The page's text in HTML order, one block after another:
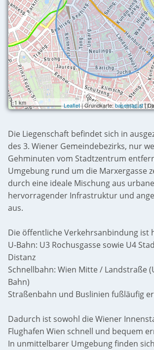
1 km Leaflet| Grundkarte: basemap.at|
Die Liegenschaft befindet sich in
des 3. Wiener Gemeindebezirks, nur
Gehminuten vom Stadtzentrum
Umgebung rund um die Marxergasse
durch eine ideale Mischung aus
hervorragender Infrastruktur und
aus.
Die öffentliche Verkehrsanbindung ist
U-Bahn: U3 Rochusgasse sowie U4
Distanz
Schnellbahn: Wien Mitte / Landstraße
Bahn)
Straßenbahn und Buslinien fußläufig
Dadurch ist sowohl die Wiener
Flughafen Wien schnell und bequem
In unmittelbarer Umgebung finden